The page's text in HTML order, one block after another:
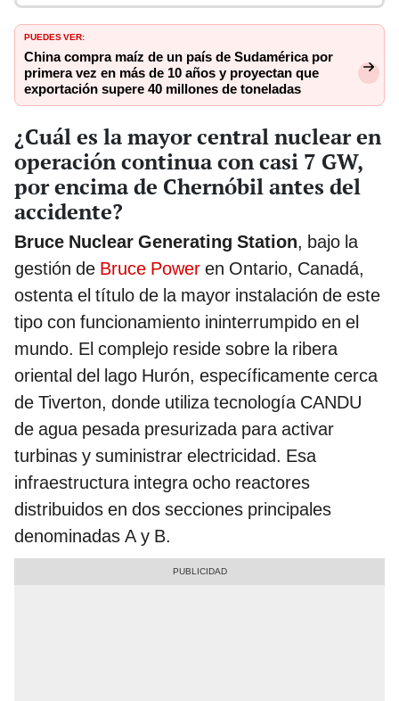
PUEDES VER:
China compra maíz de un país de Sudamérica por
primera vez en más de 10 años y proyectan que
exportación supere 40 millones de toneladas
¿Cuál es la mayor central nuclear en
operación continua con casi 7 GW,
por encima de Chernóbil antes del
accidente?
Bruce Nuclear Generating Station, bajo la
gestión de Bruce Power en Ontario, Canadá,
ostenta el título de la mayor instalación de este
tipo con funcionamiento ininterrumpido en el
mundo. El complejo reside sobre la ribera
oriental del lago Hurón, específicamente cerca
de Tiverton, donde utiliza tecnología CANDU
de agua pesada presurizada para activar
turbinas y suministrar electricidad. Esa
infraestructura integra ocho reactores
distribuidos en dos secciones principales
denominadas A y B.